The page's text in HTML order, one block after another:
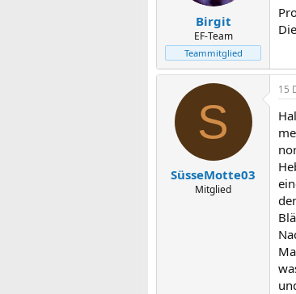
Birgit
EF-Team
Teammitglied
S
SüsseMotte03
Mitglied
15